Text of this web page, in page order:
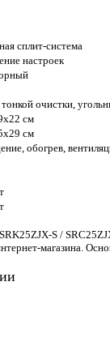
сплит-система
настроек
очистки,
см
см
обогрев,
S /
магазина.